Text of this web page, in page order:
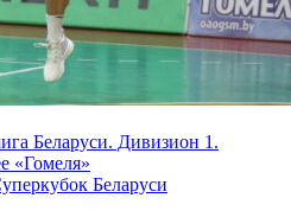
Беларуси. Дивизион 1.
«Гомеля»
Беларуси